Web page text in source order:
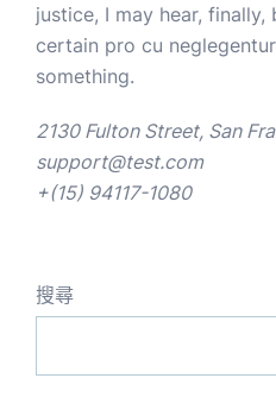
justice, I may hear, finally,
certain pro cu
something.
2130 Fulton Street, San
support@test.com
+(15) 94117-1080
搜尋